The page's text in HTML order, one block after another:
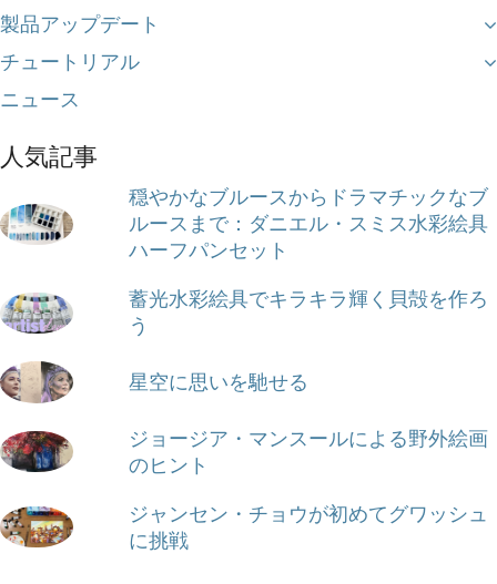
製品アップデート
チュートリアル
ニュース
人気記事
穏やかなブルースからドラマチックなブ
ルースまで：ダニエル・スミス水彩絵具
ハーフパンセット
蓄光水彩絵具でキラキラ輝く貝殻を作ろ
う
星空に思いを馳せる
ジョージア・マンスールによる野外絵画
のヒント
ジャンセン・チョウが初めてグワッシュ
に挑戦